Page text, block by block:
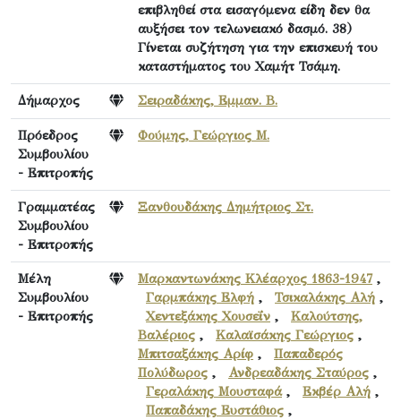
επιβληθεί στα εισαγόμενα είδη δεν θα
αυξήσει τον τελωνειακό δασμό. 38)
Γίνεται συζήτηση για την επισκευή του
καταστήματος του Χαμήτ Τσάμη.
Δήμαρχος Σειραδάκης, Εμμαν. Β.
Πρόεδρος
Συμβουλίου
- Επιτροπής
Φούμης, Γεώργιος Μ.
Γραμματέας
Συμβουλίου
- Επιτροπής
Ξανθουδάκης Δημήτριος Στ.
Μέλη
Συμβουλίου
- Επιτροπής
Μαρκαντωνάκης Κλέαρχος 1863-1947,
Γαρμπάκης Ελφή , Τσικαλάκης Αλή ,
Χεντεξάκης Χουσεΐν , Καλούτσης,
Βαλέριος , Καλαϊσάκης Γεώργιος ,
Μπιτσαξάκης Αρίφ , Παπαδερός
Πολύδωρος , Ανδρεαδάκης Σταύρος ,
Γεραλάκης Μουσταφά, Εκβέρ Αλή ,
Παπαδάκης Ευστάθιος ,